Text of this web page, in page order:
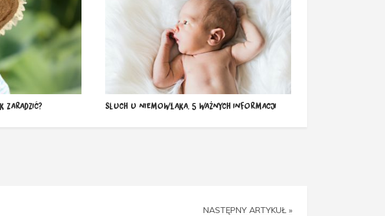
zaradzić? Słuch u niemowlaka. 5 ważnych informacji
NASTĘPNY ARTYKUŁ »